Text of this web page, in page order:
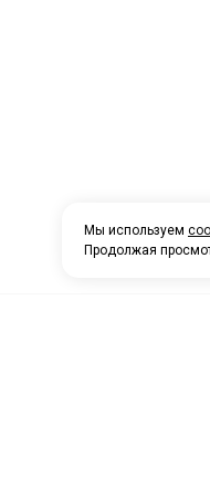
Мы используем
Продолжая